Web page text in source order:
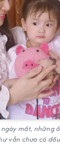
mất, những
vẫn chưa có